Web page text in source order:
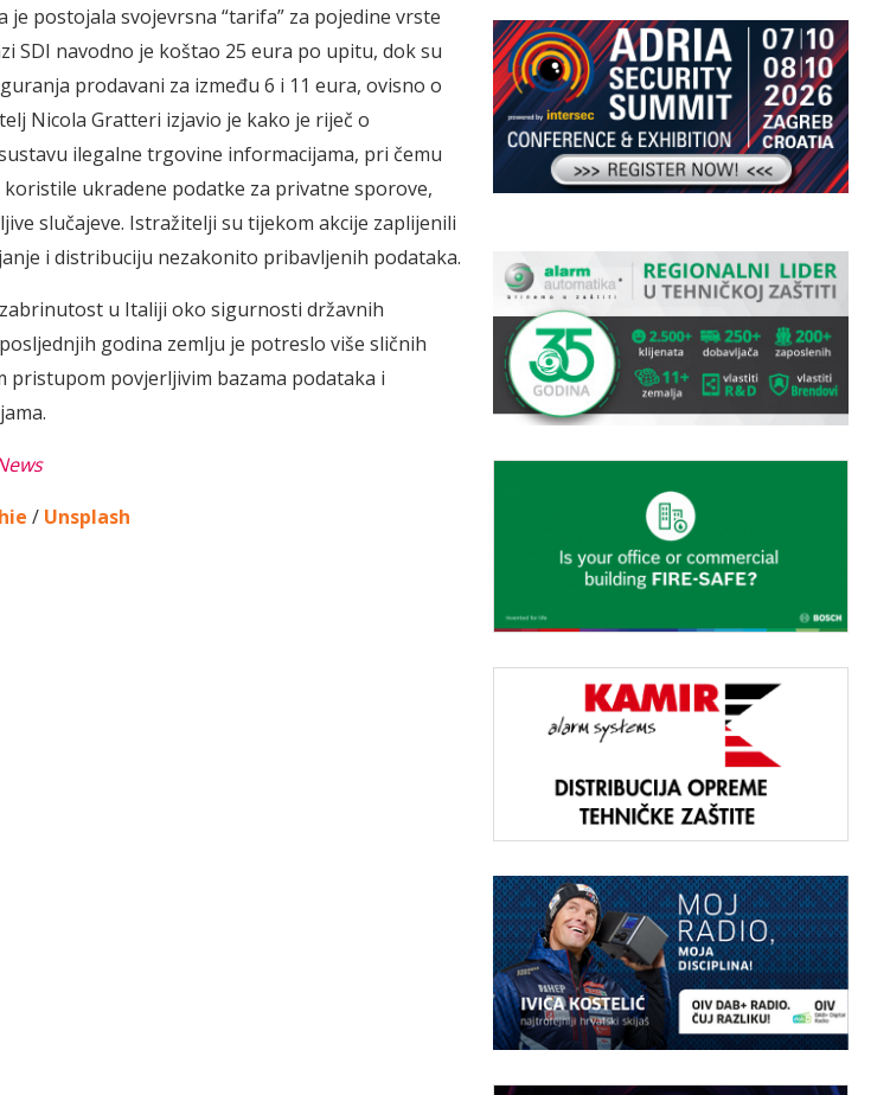
je postojala svojevrsna “tarifa” za pojedine vrste
SDI navodno je koštao 25 eura po upitu, dok su
prodavani za između 6 i 11 eura, ovisno o
Nicola Gratteri izjavio je kako je riječ o
ilegalne trgovine informacijama, pri čemu
ukradene podatke za privatne sporove,
slučajeve. Istražitelji su tijekom akcije zaplijenili
i distribuciju nezakonito pribavljenih podataka.
u Italiji oko sigurnosti državnih
godina zemlju je potreslo više sličnih
pristupom povjerljivim bazama podataka i
/ Unsplash